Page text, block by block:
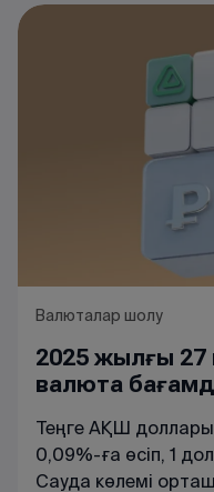
Валюталар шолу
2025 жылғы 27
валюта
Теңге АҚШ
0,09%-ға өсіп, 1
Сауда көлемі